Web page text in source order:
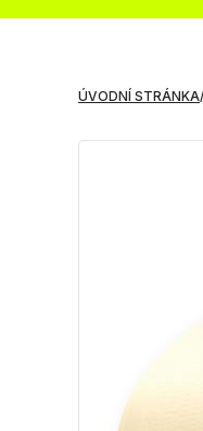
ÚVODNÍ STRÁNKA/